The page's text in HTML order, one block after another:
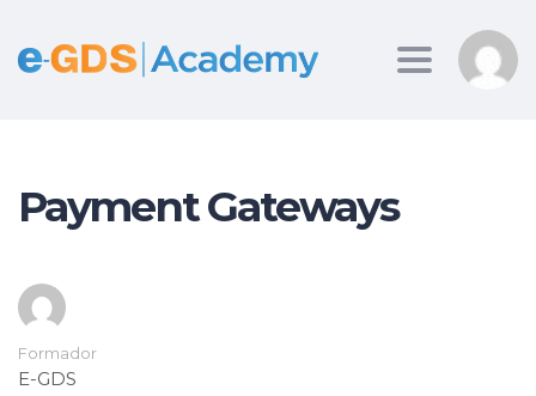
Toggle
Payment Gateways
Formador
E-GDS